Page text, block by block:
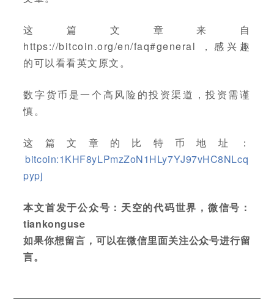
这篇文章来自
https://bitcoin.org/en/faq#general ，感兴趣
的可以看看英文原文。
数字货币是一个高风险的投资渠道，投资需谨
慎。
这篇文章的比特币地址：
bitcoin:1KHF8yLPmzZoN1HLy7YJ97vHC8NLcq
pypj
本文首发于公众号：天空的代码世界，微信号：
tiankonguse
如果你想留言，可以在微信里面关注公众号进行留
言。